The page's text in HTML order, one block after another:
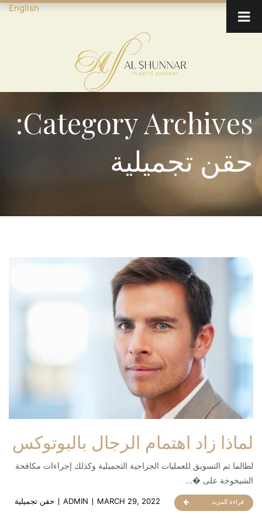
English
Category Archives:
حقن تجميلية
لماذا زاد اهتمام الرجال بالبوتوكس
لطالما تم التسويق للعمليات الجراحية التجميلية وكذلك إجراءات مكافحة
الشيخوخة على �...
قراءة المزيد ADMIN MARCH 29, 2022 حقن تجميلية